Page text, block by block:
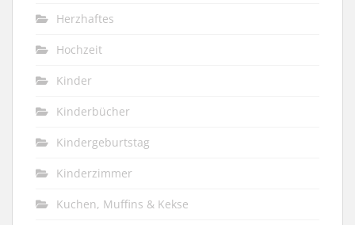
Herzhaftes
Hochzeit
Kinder
Kinderbücher
Kindergeburtstag
Kinderzimmer
Kuchen, Muffins & Kekse